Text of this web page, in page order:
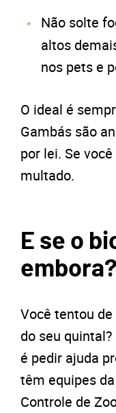
Não solte
altos
nos pets e
O ideal é
Gambás são
por lei. Se
multado.
E se o
embora?
Você tentou
do seu
é pedir ajuda
têm equipes
Controle de